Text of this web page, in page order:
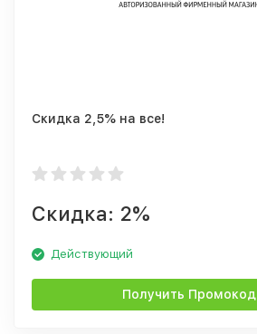
Скидка 2,5% на все!
Скидка: 2%
Действующий
Получить Промокод